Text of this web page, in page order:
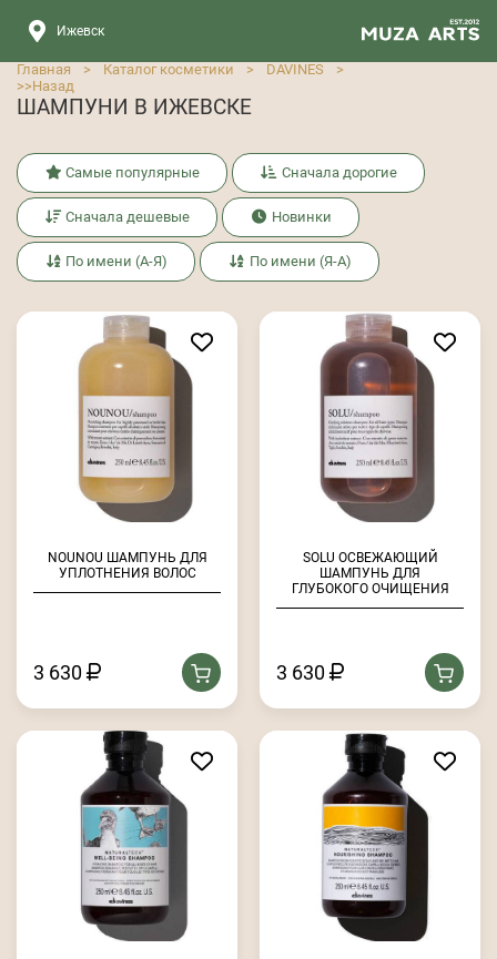
Ижевск
Главная > Каталог косметики > DAVINES
>
>>Назад
ШАМПУНИ В ИЖЕВСКЕ
Самые популярные Сначала дорогие
Сначала дешевые Новинки
По имени (А-Я) По имени (Я-А)
NOUNOU ШАМПУНЬ ДЛЯ
УПЛОТНЕНИЯ ВОЛОС
3 630
SOLU ОСВЕЖАЮЩИЙ
ШАМПУНЬ ДЛЯ
ГЛУБОКОГО ОЧИЩЕНИЯ
3 630